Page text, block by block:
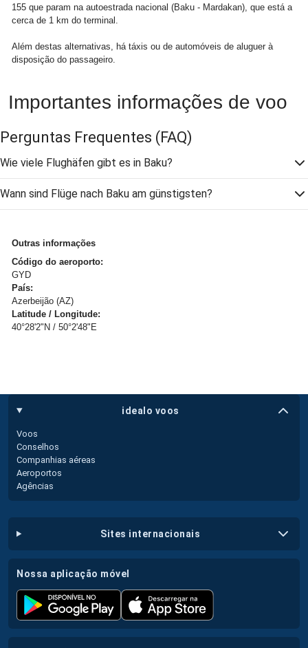
155 que param na autoestrada nacional (Baku - Mardakan), que está a
cerca de 1 km do terminal.
Além destas alternativas, há táxis ou de automóveis de aluguer à
disposição do passageiro.
Importantes informações de voo
Perguntas Frequentes (FAQ)
Wie viele Flughäfen gibt es in Baku?
Wann sind Flüge nach Baku am günstigsten?
Outras informações
Código do aeroporto:
GYD
País:
Azerbeijão (AZ)
Latitude / Longitude:
40°28'2"N / 50°2'48"E
idealo voos
Voos
Conselhos
Companhias aéreas
Aeroportos
Agências
sites internacionais
nossa aplicação móvel